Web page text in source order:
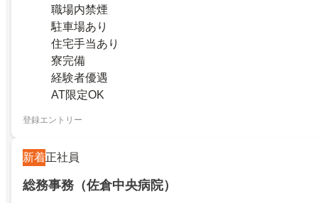
職場内禁煙
駐車場あり
住宅手当あり
寮完備
経験者優遇
AT限定OK
登録エントリー
新着正社員
総務事務（佐倉中央病院）